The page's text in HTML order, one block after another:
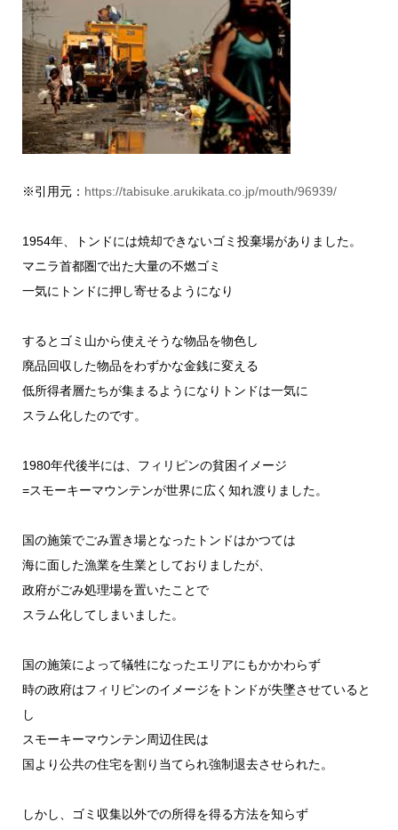
※引用元： https://tabisuke.arukikata.co.jp/mouth/96939/
1954年、トンドには焼却できないゴミ投棄場がありました。
マニラ首都圏で出た大量の不燃ゴミ
一気にトンドに押し寄せるようになり
するとゴミ山から使えそうな物品を物色し
廃品回収した物品をわずかな金銭に変える
低所得者層たちが集まるようになりトンドは一気に
スラム化したのです。
1980年代後半には、フィリピンの貧困イメージ
=スモーキーマウンテンが世界に広く知れ渡りました。
国の施策でごみ置き場となったトンドはかつては
海に面した漁業を生業としておりましたが、
政府がごみ処理場を置いたことで
スラム化してしまいました。
国の施策によって犠牲になったエリアにもかかわらず
時の政府はフィリピンのイメージをトンドが失墜させていると
し
スモーキーマウンテン周辺住民は
国より公共の住宅を割り当てられ強制退去させられた。
しかし、ゴミ収集以外での所得を得る方法を知らず